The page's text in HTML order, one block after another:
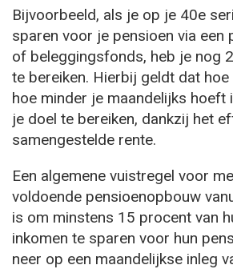
Bijvoorbeeld, als je op je 40e
sparen voor je pensioen via een
of beleggingsfonds, heb je nog
te bereiken. Hierbij geldt dat
hoe minder je maandelijks hoeft
je doel te bereiken, dankzij het
samengestelde rente.
Een algemene vuistregel voor
voldoende pensioenopbouw
is om minstens 15 procent van
inkomen te sparen voor hun
neer op een maandelijkse inleg